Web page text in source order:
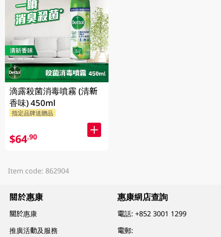
滴露殺菌消毒噴霧 (清新
香味) 450ml
指定品牌送贈品
$64.90
Item code: 862904
關於惠康
關於惠康
推廣活動及服務
惠康網店查詢
電話:+852 3001 1299
電郵: